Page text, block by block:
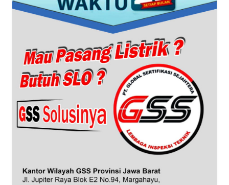
WN
PAPUA
WN
PAPUA
BARAT